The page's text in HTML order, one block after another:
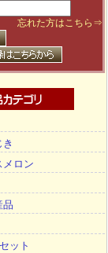
忘れた方はこちら⇒
メロン
品
ット